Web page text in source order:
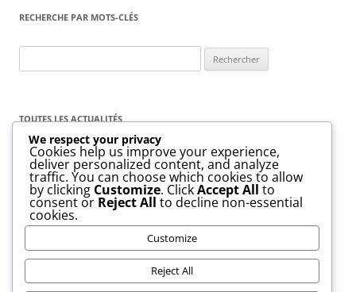
RECHERCHE PAR MOTS-CLÉS
TOUTES LES ACTUALITÉS
Toutes
les
actualités
We respect your privacy
Cookies help us improve your experience,
deliver personalized content, and analyze
traffic. You can choose which cookies to allow
by clicking Customize. ClickAccept All to
consent or Reject All to decline non-essential
cookies.
Customize
Reject All